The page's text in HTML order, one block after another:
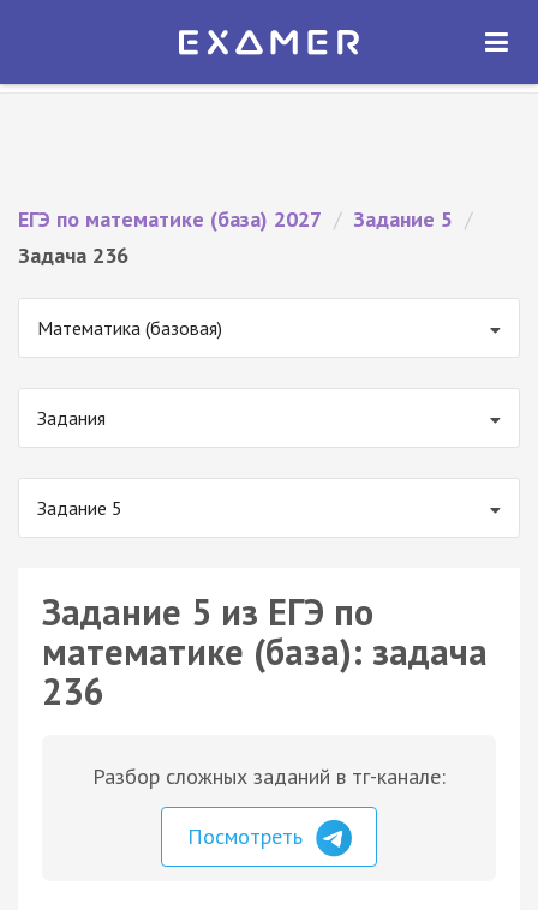
Экзамер — ЕГЭ 2027
ОТКРЫТЬ
ЕГЭ по математике (база) 2027 / Задание 5 /
Задача 236
Математика (базовая)
Задания
Задание 5
Задание 5 из ЕГЭ по
математике (база): задача
236
Разбор сложных заданий в тг-канале:
Посмотреть